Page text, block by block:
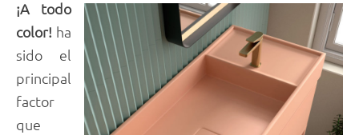
¡A todo
color! ha
sido el
principal
factor
que